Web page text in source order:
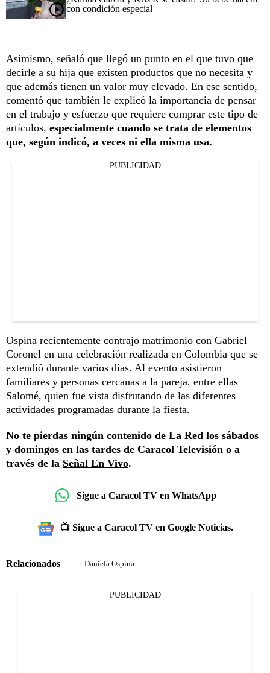
con condición especial
Asimismo, señaló que llegó un punto en el que tuvo que
decirle a su hija que existen productos que no necesita y
que además tienen un valor muy elevado. En ese sentido,
comentó que también le explicó la importancia de pensar
en el trabajo y esfuerzo que requiere comprar este tipo de
artículos, especialmente cuando se trata de elementos
que, según indicó, a veces ni ella misma usa.
PUBLICIDAD
Ospina recientemente contrajo matrimonio con Gabriel
Coronel en una celebración realizada en Colombia que se
extendió durante varios días. Al evento asistieron
familiares y personas cercanas a la pareja, entre ellas
Salomé, quien fue vista disfrutando de las diferentes
actividades programadas durante la fiesta.
No te pierdas ningún contenido de La Red los sábados
y domingos en las tardes de Caracol Televisión o a
través de la Señal En Vivo.
Sigue a Caracol TV en WhatsApp
📺 Sigue a Caracol TV en Google Noticias.
Relacionados Daniela Ospina
PUBLICIDAD